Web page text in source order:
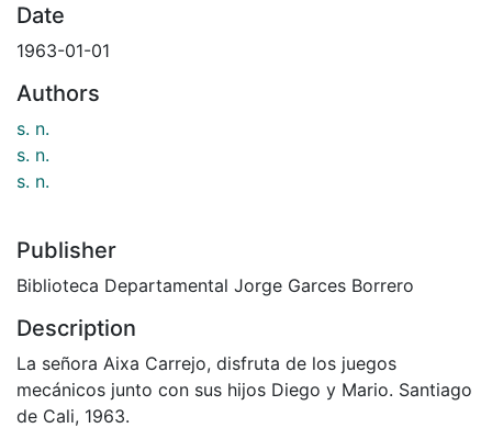
Date
1963-01-01
Authors
s. n.
s. n.
s. n.
Publisher
Biblioteca Departamental Jorge Garces Borrero
Description
La señora Aixa Carrejo, disfruta de los juegos
mecánicos junto con sus hijos Diego y Mario. Santiago
de Cali, 1963.